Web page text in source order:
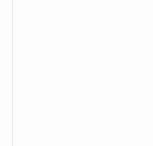
قبائل کی تعداد کیا